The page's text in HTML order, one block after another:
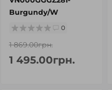
Burgundy/W
0
1 869.00грн.
1 495.00грн.